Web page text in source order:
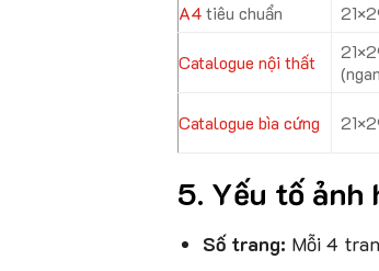
A4tiêu chuẩn
Catalogue nội thất
Catalogue bìa cứng
5. Yếu tố
Số trang: Mỗi 4